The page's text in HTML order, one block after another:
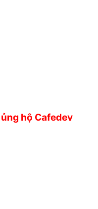
hộ Cafedev